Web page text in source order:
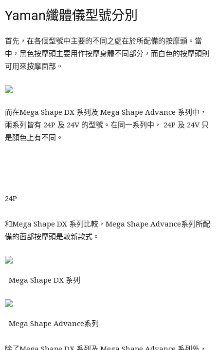
Yaman纖體儀型號分別
首先，在各個型號中主要的不同之處在於所配備的按摩頭。當
中，黑色按摩頭主要用作按摩身體不同部分，而白色的按摩頭則
可用來按摩面部。
而在Mega Shape DX 系列及 Mega Shape Advance 系列中，
兩系列皆有 24P 及 24V 的型號。在同一系列中， 24P 及 24V 只
是顏色上有不同。
24P
和Mega Shape DX 系列比較，Mega Shape Advance系列所配
備的面部按摩頭是較新款式。
Mega Shape DX 系列
Mega Shape Advance系列